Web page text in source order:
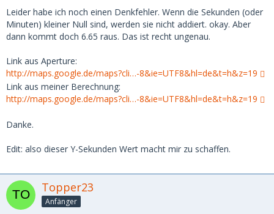
Leider habe ich noch einen Denkfehler. Wenn die Sekunden (oder
Minuten) kleiner Null sind, werden sie nicht addiert. okay. Aber
dann kommt doch 6.65 raus. Das ist recht ungenau.
Link aus Aperture:
http://maps.google.de/maps?cli…-8&ie=UTF8&hl=de&t=h&z=19
Link aus meiner Berechnung:
http://maps.google.de/maps?cli…-8&ie=UTF8&hl=de&t=h&z=19
Danke.
Edit: also dieser Y-Sekunden Wert macht mir zu schaffen.
Topper23
Anfänger